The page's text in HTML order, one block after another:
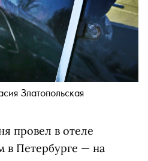
Златопольская
провел в отеле
в Петербурге — на